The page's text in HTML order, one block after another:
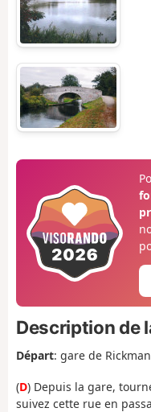
Description de
Départ: gare de
(D) Depuis la gare,
suivez cette rue en